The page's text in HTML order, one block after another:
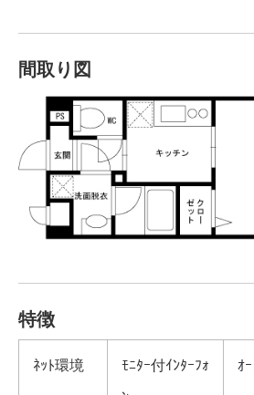
間取り図
特徴
ﾈｯﾄ環境 ﾓﾆﾀｰ付ｲﾝﾀｰﾌｫ ｵ